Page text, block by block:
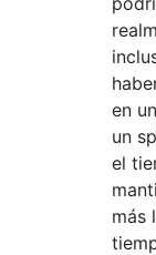
en
un
el
más